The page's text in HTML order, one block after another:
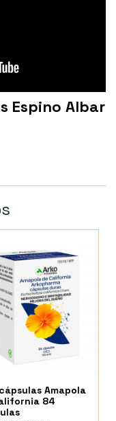
Espino Albar
Amapola
84